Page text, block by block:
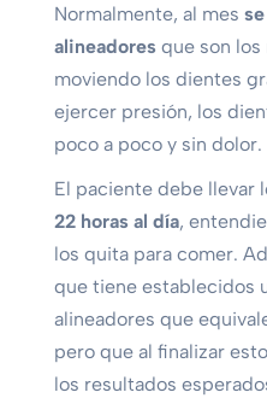
Normalmente, al mes
alineadoresque son los
moviendo los dientes
ejercer presión, los
poco a poco y sin dolor.
El paciente debe llevar
22 horas al día,
los quita para comer.
que tiene establecidos
alineadores que
pero que al finalizar
los resultados